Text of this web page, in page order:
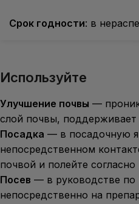
Срок годности: в
Используйте
Улучшение почвы —
слой почвы,
Посадка — в посадочную
непосредственном
почвой и полейте
Посев — в руководстве по
непосредственно на